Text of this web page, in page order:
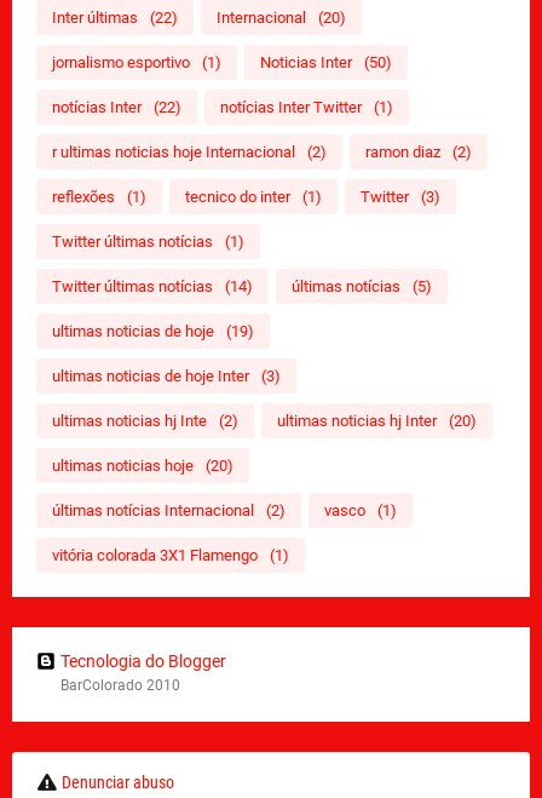
Inter últimas (22) Internacional (20)
jornalismo esportivo (1) Noticias Inter (50)
notícias Inter (22) notícias Inter Twitter (1)
r ultimas noticias hoje Internacional (2) ramon diaz (2)
reflexões (1) tecnico do inter (1) Twitter (3)
Twitter últimas notícias (1)
Twitter últimas notícias (14) últimas notícias (5)
ultimas noticias de hoje (19)
ultimas noticias de hoje Inter (3)
ultimas noticias hj Inte (2) ultimas noticias hj Inter (20)
ultimas noticias hoje (20)
últimas notícias Internacional (2) vasco (1)
vitória colorada 3X1 Flamengo (1)
Tecnologia do Blogger
BarColorado 2010
Denunciar abuso